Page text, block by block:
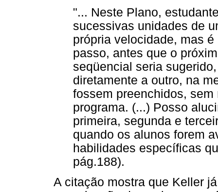
"... Neste Plano,
sucessivas unidades de
própria velocidade, mas
passo, antes que o
seqüencial seria
diretamente a outro, na
fossem preenchidos,
programa. (...) Posso
primeira, segunda e
quando os alunos forem
habilidades específicas
pág.188).
A citação mostra que Keller